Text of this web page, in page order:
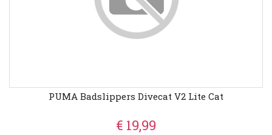
PUMA Badslippers Divecat V2 Lite Cat
€ 19,99